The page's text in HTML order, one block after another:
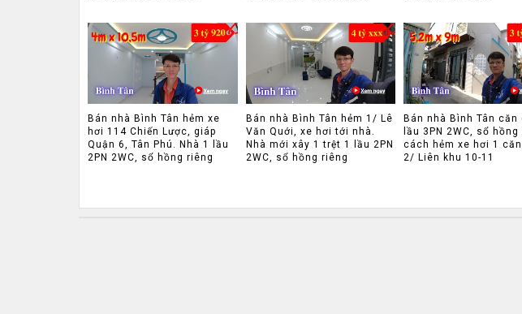
Bán nhà Bình Tân hẻm xe
hơi 114 Chiến Lược, giáp
Quận 6, Tân Phú. Nhà 1 lầu
2PN 2WC, sổ hồng riêng
Bán nhà Bình Tân hẻm 1/ Lê
Văn Quới, xe hơi tới nhà.
Nhà mới xây 1 trệt 1 lầu 2PN
2WC, sổ hồng riêng
Bán nhà Bình Tân căn
lầu 3PN 2WC, sổ hồng
cách hẻm xe hơi 1
2/ Liên khu 10-11